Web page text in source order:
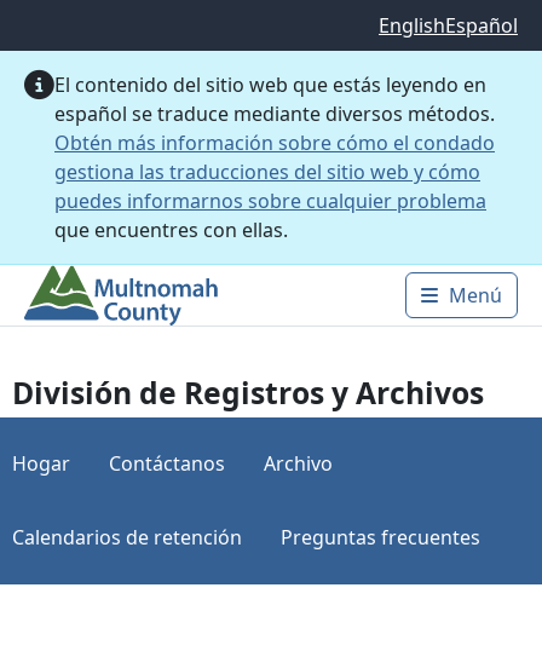
EnglishEspañol
El contenido del sitio web que estás leyendo en
español se traduce mediante diversos métodos.
Obtén más información sobre cómo el condado
gestiona las traducciones del sitio web y cómo
puedes informarnos sobre cualquier problema
que encuentres con ellas.
Main
Menú
División de Registros y Archivos
Hogar Contáctanos Archivo
Calendarios de retención Preguntas frecuentes